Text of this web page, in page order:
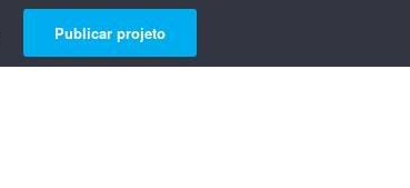
Publicar projeto